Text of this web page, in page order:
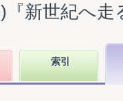
新世紀へ
索引